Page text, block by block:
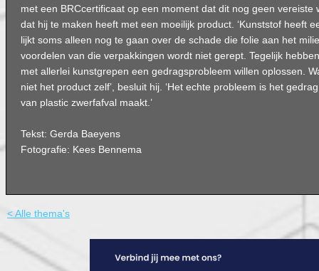
met een BRCcertificaat op een moment dat dit nog geen vereiste
dat hij te maken heeft met een moeilijk product. ‘Kunststof heeft
lijkt soms alleen nog te gaan over de schade die folie aan het
voordelen van die verpakkingen wordt niet gerept. Tegelijk
met allerlei kunstgrepen een gedragsprobleem willen oplossen.
niet het product zelf’, besluit hij. ‘Het echte probleem is het
van plastic zwerfafval maakt.’
Tekst: Gerda Baeyens
Fotografie: Kees Bennema
< Alle thema's